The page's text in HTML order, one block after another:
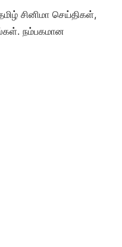
சினிமா செய்திகள்,
நம்பகமான